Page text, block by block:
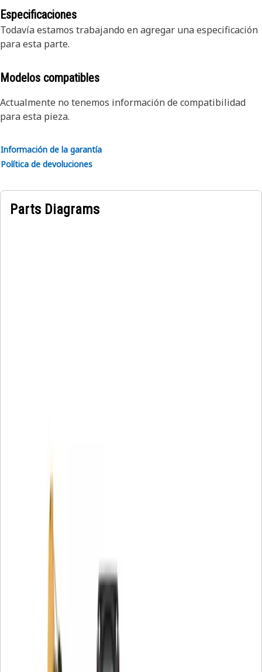
Especificaciones
Todavía estamos trabajando en agregar una especificación
para esta parte.
Modelos compatibles
Actualmente no tenemos información de compatibilidad
para esta pieza.
Información de la garantía
Política de devoluciones
Parts Diagrams